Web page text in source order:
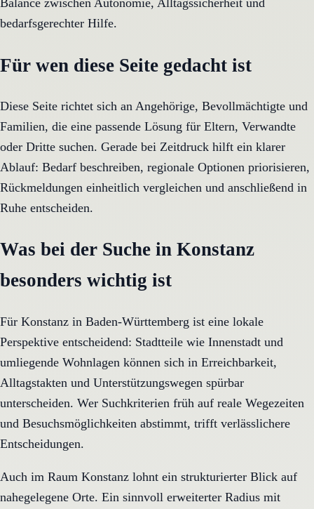
Balance zwischen Autonomie, Alltagssicherheit und
bedarfsgerechter Hilfe.
Für wen diese Seite gedacht ist
Diese Seite richtet sich an Angehörige, Bevollmächtigte und
Familien, die eine passende Lösung für Eltern, Verwandte
oder Dritte suchen. Gerade bei Zeitdruck hilft ein klarer
Ablauf: Bedarf beschreiben, regionale Optionen priorisieren,
Rückmeldungen einheitlich vergleichen und anschließend in
Ruhe entscheiden.
Was bei der Suche in Konstanz
besonders wichtig ist
Für Konstanz in Baden-Württemberg ist eine lokale
Perspektive entscheidend: Stadtteile wie Innenstadt und
umliegende Wohnlagen können sich in Erreichbarkeit,
Alltagstakten und Unterstützungswegen spürbar
unterscheiden. Wer Suchkriterien früh auf reale Wegezeiten
und Besuchsmöglichkeiten abstimmt, trifft verlässlichere
Entscheidungen.
Auch im Raum Konstanz lohnt ein strukturierter Blick auf
nahegelegene Orte. Ein sinnvoll erweiterter Radius mit